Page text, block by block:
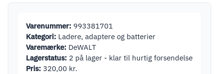
Varenummer: 993381701
Kategori: Ladere, adaptere og batterier
Varemærke: DeWALT
Lagerstatus: 2 på lager - klar til hurtig forsendelse
Pris: 320,00 kr.